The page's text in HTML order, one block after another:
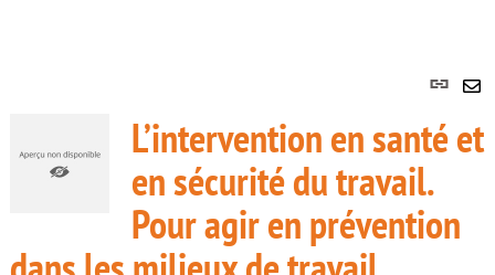
par
L’intervention en santé et
en sécurité du travail.
Pour agir en prévention